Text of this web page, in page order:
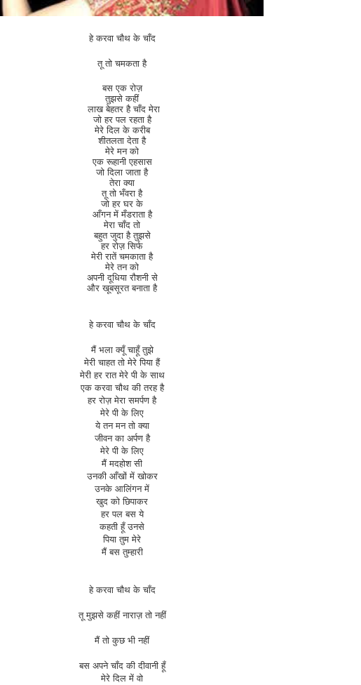
हे करवा चौथ के चाँद
तू तो चमकता है
बस एक रोज़
तुझसे कहीं
लाख बेहतर है चाँद मेरा
जो हर पल रहता है
मेरे दिल के करीब
शीतलता देता है
मेरे मन को
एक रूहानी एहसास
जो दिला जाता है
तेरा क्या
तू तो भँवरा है
जो हर घर के
आँगन में मँडराता है
मेरा चाँद तो
बहुत जुदा है तुझसे
हर रोज़ सिर्फ
मेरी रातें चमकाता है
मेरे तन को
अपनी दूधिया रौशनी से
और खूबसूरत बनाता है
हे करवा चौथ के चाँद
मैं भला क्यूँ चाहूँ तुझे
मेरी चाहत तो मेरे पिया हैं
मेरी हर रात मेरे पी के साथ
एक करवा चौथ की तरह है
हर रोज़ मेरा समर्पण है
मेरे पी के लिए
ये तन मन तो क्या
जीवन का अर्पण है
मेरे पी के लिए
मैं मदहोश सी
उनकी आँखों में खोकर
उनके आलिंगन में
खुद को छिपाकर
हर पल बस ये
कहती हूँ उनसे
पिया तुम मेरे
मैं बस तुम्हारी
हे करवा चौथ के चाँद
तू मुझसे कहीं नाराज़ तो नहीं
मैं तो कुछ भी नहीं
बस अपने चाँद की दीवानी हूँ
मेरे दिल में वो